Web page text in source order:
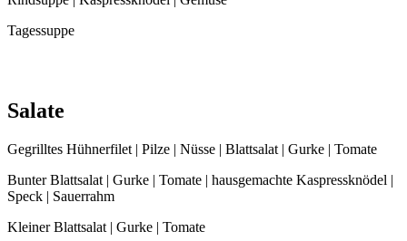
Tagessuppe
Salate
Gegrilltes Hühnerfilet | Pilze | Nüsse | Blattsalat | Gurke | Tomate
Bunter Blattsalat | Gurke | Tomate | hausgemachte Kaspressknödel |
Speck | Sauerrahm
Kleiner Blattsalat | Gurke | Tomate